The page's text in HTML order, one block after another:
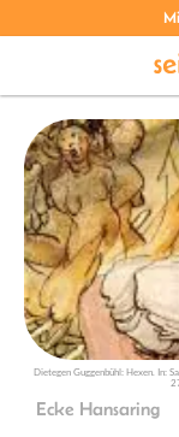
Dietegen Guggenbühl: Hexen. In:
Ecke Hansaring